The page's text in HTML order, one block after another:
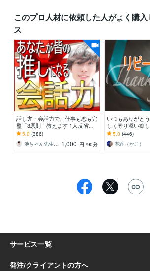
このプロ人材に依頼した人がよく購
ス
話し方・会話力で、仕事も恋も完
璧「3原則」教えます 1人反省会
を卒業！友達0人あがり症→プレ
ゼン大会1位の奥義
5.0 (386)
池ちゃん先生｜話し方×自分発見コーチ｜ 1,000 円 /90分
いつもありがと
しく寄り添い癒
顔でいられるよう
すそ分け♡
5.0 (446)
花香（かこ）